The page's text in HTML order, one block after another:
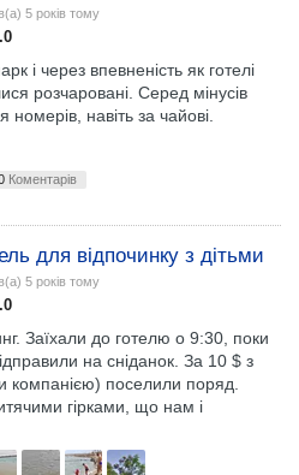
5 років тому
і через впевненість як готелі
розчаровані. Серед мінусів
навіть за чайові.
Коментарів
для відпочинку з дітьми
5 років тому
Заїхали до готелю о 9:30, поки
на сніданок. За 10 $ з
компанією) поселили поряд.
гірками, що нам і